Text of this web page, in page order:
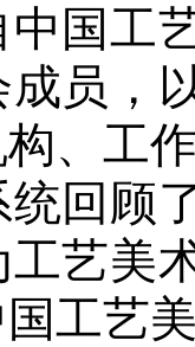
国工
员，
、工
回顾
工艺美
工艺